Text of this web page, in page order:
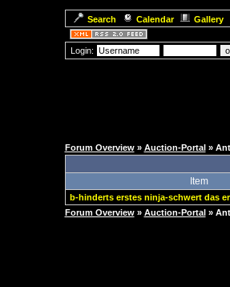
Search
Calendar Gallery
Login:
Forum Overview» Auction-Portal »
Item
b-hinderts erstes ninja-schwert das
Forum Overview» Auction-Portal »